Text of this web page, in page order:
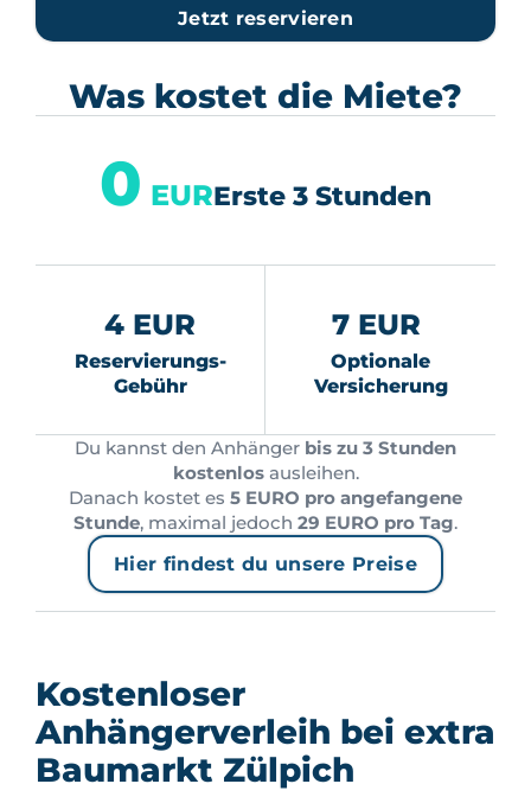
Jetzt reservieren
Was kostet die Miete?
4 EUR
Reservierungs-
Gebühr
0 EURErste 3 Stunden
7 EUR
Optionale
Versicherung
Du kannst den Anhänger bis zu 3 Stunden
kostenlosausleihen.
Danach kostet es 5 EURO pro angefangene
Stunde, maximal jedoch 29 EURO pro Tag.
Hier findest du unsere Preise
Kostenloser
Anhängerverleih bei extra
Baumarkt Zülpich